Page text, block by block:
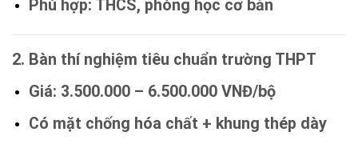
Phù hợp: THCS, phòng học cơ bản
2. Bàn thí nghiệm tiêu chuẩn trường THPT
Giá: 3.500.000 – 6.500.000 VNĐ/bộ
Có mặt chống hóa chất + khung thép dày